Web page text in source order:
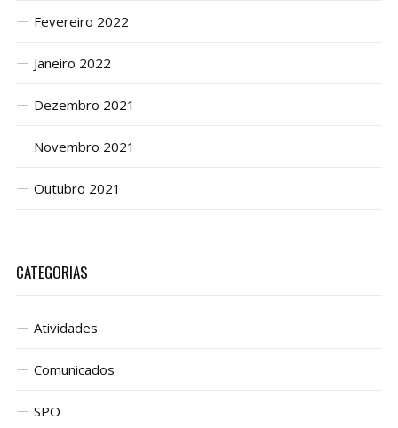
Fevereiro 2022
Janeiro 2022
Dezembro 2021
Novembro 2021
Outubro 2021
CATEGORIAS
Atividades
Comunicados
SPO